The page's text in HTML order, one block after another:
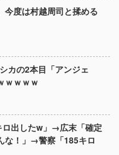
今度は村越周司と揉める
カの2本目「アンジェ
ｗｗｗｗ
出したw」→広末「確定
な！」→警察「185キロ